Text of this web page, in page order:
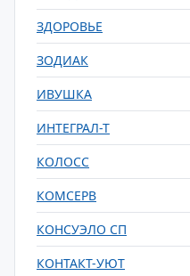
ЗДОРОВЬЕ
ЗОДИАК
ИВУШКА
ИНТЕГРАЛ-Т
КОЛОСС
КОМСЕРВ
КОНСУЭЛО СП
КОНТАКТ-УЮТ